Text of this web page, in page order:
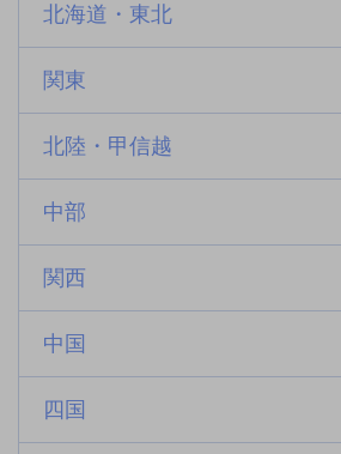
北海道・東北
関東
北陸・甲信越
中部
関西
中国
四国